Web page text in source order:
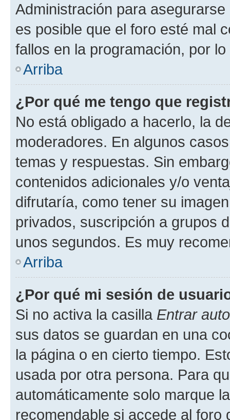
Administración para
es posible que el foro esté mal
fallos en la programación, por
Arriba
¿Por qué me tengo que
No está obligado a hacerlo, la
moderadores. En algunos
temas y respuestas. Sin
contenidos adicionales y/o
difrutaría, como tener su
privados, suscripción a grupos
unos segundos. Es muy
Arriba
¿Por qué mi sesión de
Si no activa la casilla Entrar
sus datos se guardan en una
la página o en cierto tiempo.
usada por otra persona. Para
automáticamente solo marque
recomendable si accede al foro